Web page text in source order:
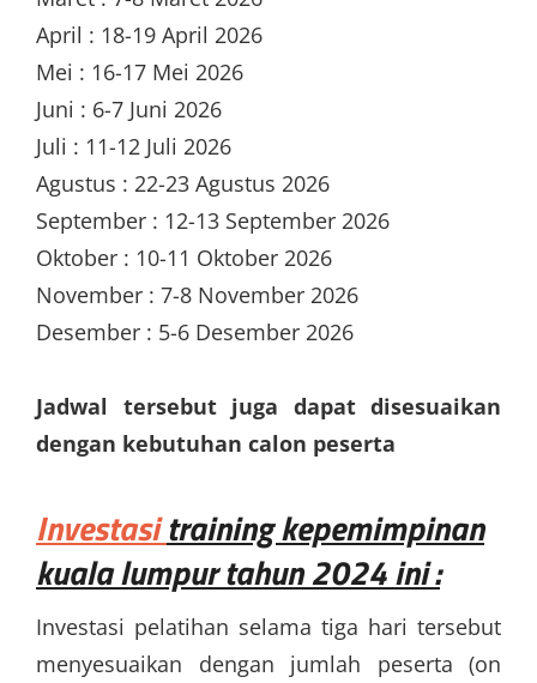
April : 18-19 April 2026
Mei : 16-17 Mei 2026
Juni : 6-7 Juni 2026
Juli : 11-12 Juli 2026
Agustus : 22-23 Agustus 2026
September : 12-13 September 2026
Oktober : 10-11 Oktober 2026
November : 7-8 November 2026
Desember : 5-6 Desember 2026
Jadwal tersebut juga dapat disesuaikan
dengan kebutuhan calon peserta
Investasitraining kepemimpinan
kuala lumpurtahun 2024 ini :
Investasi pelatihan selama tiga hari tersebut
menyesuaikan dengan jumlah peserta (on